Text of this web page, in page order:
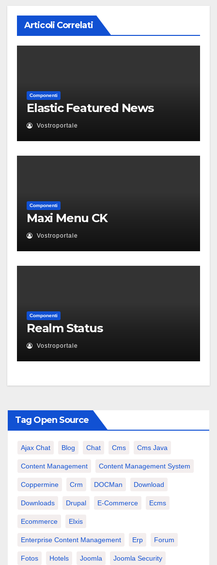
Articoli Correlati
Componenti
Elastic Featured News
Vostroportale
Componenti
Maxi Menu CK
Vostroportale
Componenti
Realm Status
Vostroportale
Tag Open Source
Ajax Chat Blog Chat Cms Cms Java
Content Management Content Management System
Coppermine Crm DOCMan Download
Downloads Drupal E-Commerce Ecms
Ecommerce Elxis
Enterprise Content Management Erp Forum
Fotos Hotels Joomla Joomla Security